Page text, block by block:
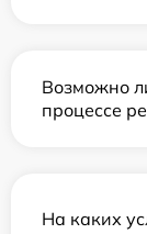
Возможно
процессе
На каких